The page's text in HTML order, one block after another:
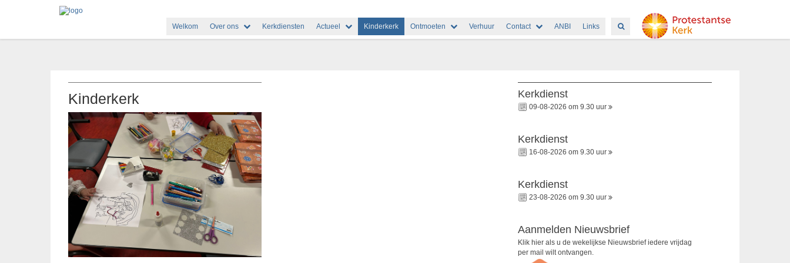
Welkom Over ons Kerkdiensten Actueel Kinderkerk Ontmoeten Verhuur Contact ANBI Links
Kinderkerk Kerkdienst
09-08-2026 om 9.30 uur
Kerkdienst
16-08-2026 om 9.30 uur
Kerkdienst
23-08-2026 om 9.30 uur
Aanmelden Nieuwsbrief
Klik hier als u de wekelijkse Nieuwsbrief iedere vrijdag
per mail wilt ontvangen.